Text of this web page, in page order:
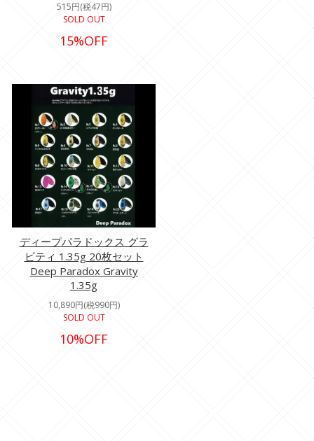
515円(税47円)
SOLD OUT
15%OFF
ディープパラドックス グラ
ビティ 1.35g 20枚セット
Deep Paradox Gravity
1.35g
10,890円(税990円)
SOLD OUT
10%OFF